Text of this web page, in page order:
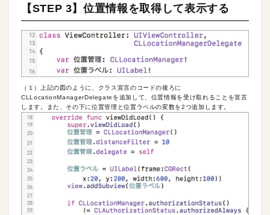
【STEP 3】位置情報を取得して表示する
（１）上記の図のように、クラス宣言のコードの後ろに
CLLocationManagerDelegateを追加して、位置情報を受け取れることを宣言
します。また、その下に位置管理と位置ラベルの変数を2つ追加します。